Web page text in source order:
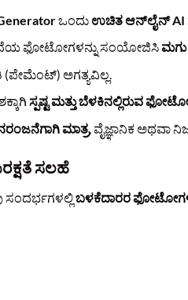
ಒಂದು ಉಚಿತ ಆನ್‌ಲೈನ್ AI
ಫೋಟೋಗಳನ್ನು ಸಂಯೋಜಿಸಿ ಮಗು
ಅಗತ್ಯವಿಲ್ಲ.
ಸ್ಪಷ್ಟ ಮತ್ತು ಬೆಳಕಿನಲ್ಲಿರುವ
ಮಾತ್ರ, ವೈಜ್ಞಾನಿಕ ಅಥವಾ
ಸಲಹೆ
ಸಂದರ್ಭಗಳಲ್ಲಿಬಳಕೆದಾರರ